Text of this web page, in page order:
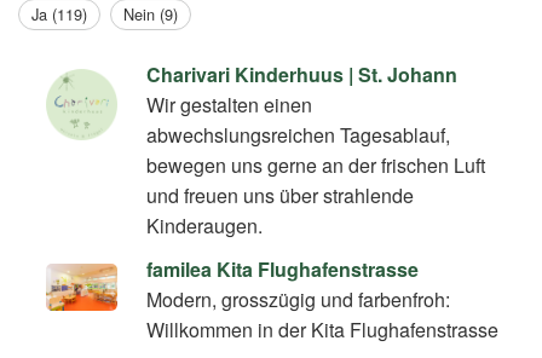
Charivari Kinderhuus | St. Johann
Wir gestalten einen
abwechslungsreichen Tagesablauf,
bewegen uns gerne an der frischen Luft
und freuen uns über strahlende
Kinderaugen.
familea Kita Flughafenstrasse
Modern, grosszügig und farbenfroh:
Willkommen in der Kita Flughafenstrasse
Ja (119) Nein (9)